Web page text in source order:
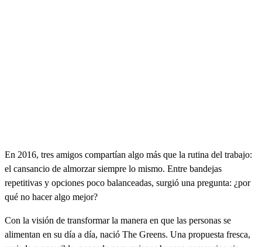
En 2016, tres amigos compartían algo más que la rutina del trabajo:
el cansancio de almorzar siempre lo mismo. Entre bandejas
repetitivas y opciones poco balanceadas, surgió una pregunta: ¿por
qué no hacer algo mejor?
Con la visión de transformar la manera en que las personas se
alimentan en su día a día, nació The Greens. Una propuesta fresca,